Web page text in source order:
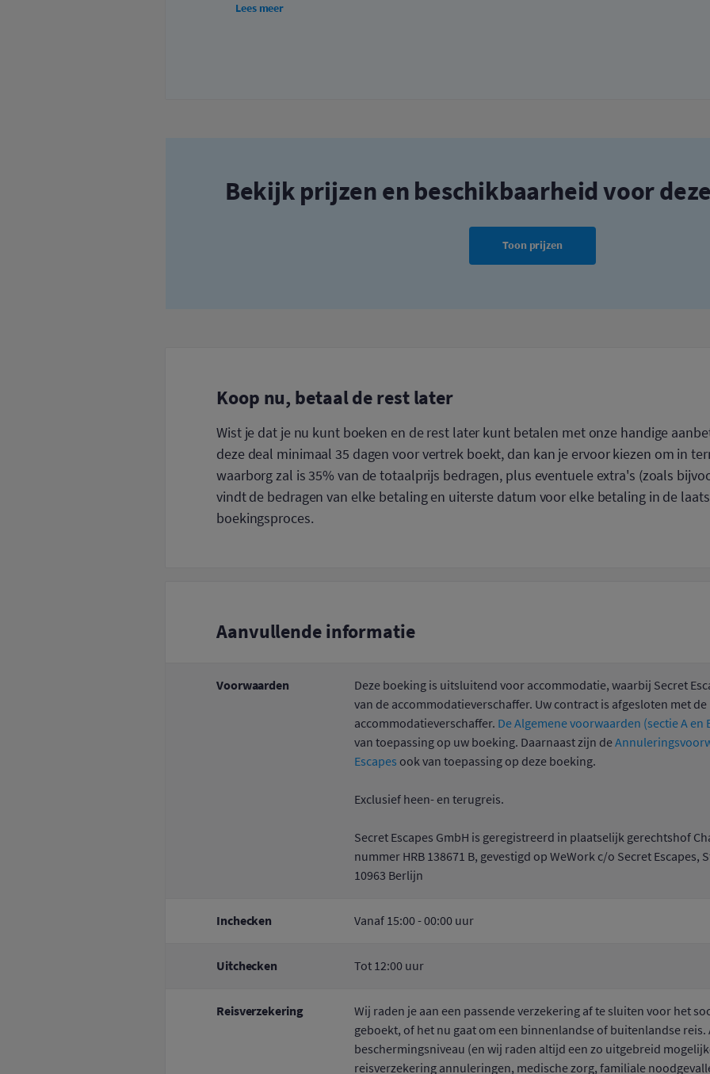
Lees meer
Bekijk prijzen en beschikbaarheid voor
Toon prijzen
Koop nu, betaal de rest later
Wist je dat je nu kunt boeken en de rest later kunt betalen met onze handige
deze deal minimaal 35 dagen voor vertrek boekt, dan kan je ervoor kiezen om in
waarborg zal is 35% van de totaalprijs bedragen, plus eventuele extra's (zoals
vindt de bedragen van elke betaling en uiterste datum voor elke betaling in de
boekingsproces.
Aanvullende informatie
Voorwaarden
Deze boeking is uitsluitend voor accommodatie, waarbij Secret
van de accommodatieverschaffer. Uw contract is afgesloten met de
accommodatieverschaffer. De Algemene voorwaarden (sectie A en
van toepassing op uw boeking. Daarnaast zijn de
Escapes ook van toepassing op deze boeking.
Exclusief heen- en terugreis.
Secret Escapes GmbH is geregistreerd in plaatselijk gerechtshof
nummer HRB 138671 B, gevestigd op WeWork c/o Secret Escapes,
10963 Berlijn
Inchecken Vanaf 15:00 - 00:00 uur
Uitchecken Tot 12:00 uur
Reisverzekering
Wij raden je aan een passende verzekering af te sluiten voor het
geboekt, of het nu gaat om een binnenlandse of buitenlandse
beschermingsniveau (en wij raden altijd een zo uitgebreid
reisverzekering annuleringen, medische zorg, familiale